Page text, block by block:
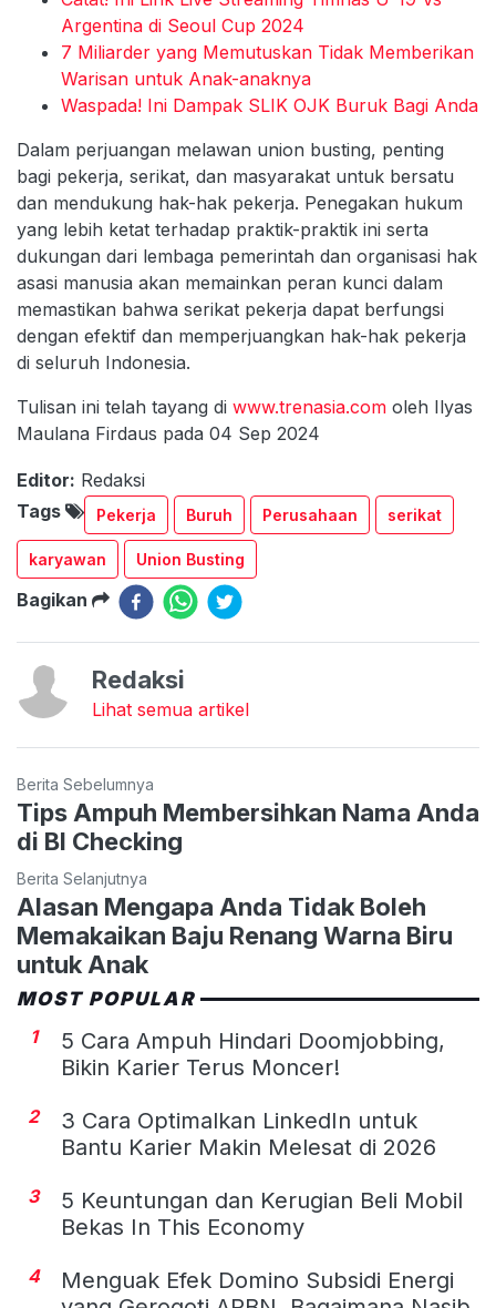
Argentina di Seoul Cup 2024
7 Miliarder yang Memutuskan Tidak Memberikan
Warisan untuk Anak-anaknya
Waspada! Ini Dampak SLIK OJK Buruk Bagi Anda
Dalam perjuangan melawan union busting, penting
bagi pekerja, serikat, dan masyarakat untuk bersatu
dan mendukung hak-hak pekerja. Penegakan hukum
yang lebih ketat terhadap praktik-praktik ini serta
dukungan dari lembaga pemerintah dan organisasi hak
asasi manusia akan memainkan peran kunci dalam
memastikan bahwa serikat pekerja dapat berfungsi
dengan efektif dan memperjuangkan hak-hak pekerja
di seluruh Indonesia.
Tulisan ini telah tayang di www.trenasia.com oleh Ilyas
Maulana Firdaus pada 04 Sep 2024
Editor: Redaksi
Tags
Pekerja Buruh Perusahaan serikat
karyawan Union Busting
Bagikan
Redaksi
Lihat semua artikel
Berita Sebelumnya
Tips Ampuh Membersihkan Nama Anda
di BI Checking
Berita Selanjutnya
Alasan Mengapa Anda Tidak Boleh
Memakaikan Baju Renang Warna Biru
untuk Anak
MOST POPULAR
1
5 Cara Ampuh Hindari Doomjobbing,
Bikin Karier Terus Moncer!
2
3 Cara Optimalkan LinkedIn untuk
Bantu Karier Makin Melesat di 2026
3
5 Keuntungan dan Kerugian Beli Mobil
Bekas In This Economy
4
Menguak Efek Domino Subsidi Energi